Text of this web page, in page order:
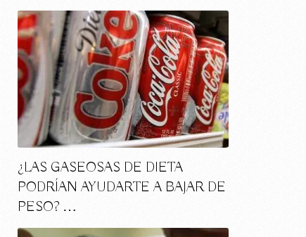
¿LAS GASEOSAS DE DIETA
PODRÍAN AYUDARTE A BAJAR DE
PESO? …